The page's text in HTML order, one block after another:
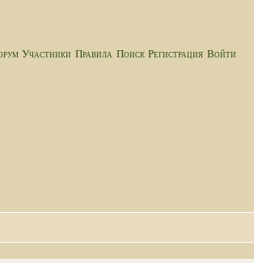
Участники Правила Поиск Регистрация Войти